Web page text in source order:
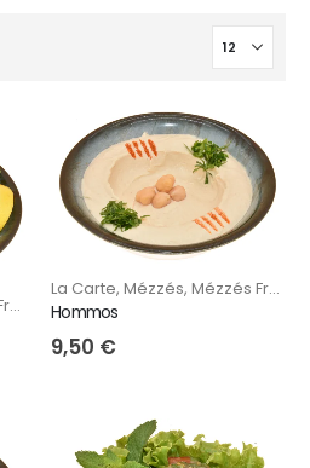
La Carte, Mézzés, Mézzés Froids
Hommos
9,50 €